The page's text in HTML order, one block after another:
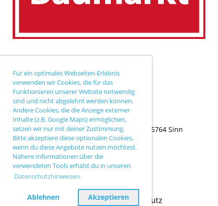
Für ein optimales Webseiten-Erlebnis
verwenden wir Cookies, die für das
Funktionieren unserer Website notwendig
sind und nicht abgelehnt werden können.
Andere Cookies, die die Anzeige externer
Inhalte (z.B. Google Maps) ermöglichen,
setzen wir nur mit deiner Zustimmung.
Bitte akzeptiere diese optionalen Cookies,
wenn du diese Angebote nutzen möchtest.
Nähere Informationen über die
verwendeten Tools erhälst du in unseren
Datenschutzhinweisen.
Ablehnen Akzeptieren
TC Sinn |Ballersbacher Weg 43 | 35764 Sinn
Impressum Datenschutz